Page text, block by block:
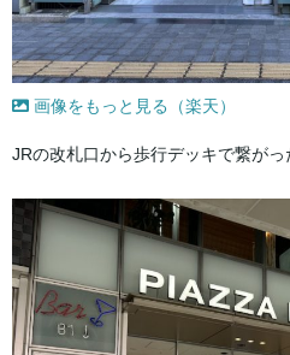
画像をもっと見る（楽天）
JRの改札口から歩行デッキで繋が